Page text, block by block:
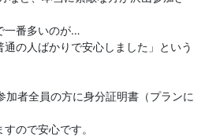
一番多いのが…
通の人ばかりで安心しました」という
加者全員の方に身分証明書（プランに
ので安心です。